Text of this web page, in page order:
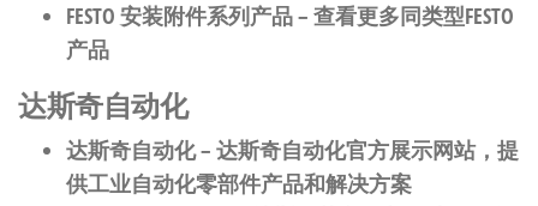
FESTO 安装附件系列产品– 查看更多同类型FESTO
产品
达斯奇自动化
达斯奇自动化– 达斯奇自动化官方展示网站，提
供工业自动化零部件产品和解决方案